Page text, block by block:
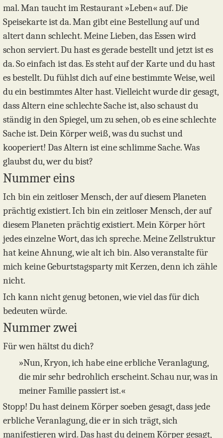
mal. Man taucht im Restaurant »Leben« auf. Die
Speisekarte ist da. Man gibt eine Bestellung auf und
altert dann schlecht. Meine Lieben, das Essen wird
schon serviert. Du hast es gerade bestellt und jetzt ist es
da. So einfach ist das. Es steht auf der Karte und du hast
es bestellt. Du fühlst dich auf eine bestimmte Weise, weil
du ein bestimmtes Alter hast. Vielleicht wurde dir gesagt,
dass Altern eine schlechte Sache ist, also schaust du
ständig in den Spiegel, um zu sehen, ob es eine schlechte
Sache ist. Dein Körper weiß, was du suchst und
kooperiert! Das Altern ist eine schlimme Sache. Was
glaubst du, wer du bist?
Nummer eins
Ich bin ein zeitloser Mensch, der auf diesem Planeten
prächtig existiert. Ich bin ein zeitloser Mensch, der auf
diesem Planeten prächtig existiert. Mein Körper hört
jedes einzelne Wort, das ich spreche. Meine Zellstruktur
hat keine Ahnung, wie alt ich bin. Also veranstalte für
mich keine Geburtstagsparty mit Kerzen, denn ich zähle
nicht.
Ich kann nicht genug betonen, wie viel das für dich
bedeuten würde.
Nummer zwei
Für wen hältst du dich?
»Nun, Kryon, ich habe eine erbliche Veranlagung,
die mir sehr bedrohlich erscheint. Schau nur, was in
meiner Familie passiert ist.«
Stopp! Du hast deinem Körper soeben gesagt, dass jede
erbliche Veranlagung, die er in sich trägt, sich
manifestieren wird. Das hast du deinem Körper gesagt,